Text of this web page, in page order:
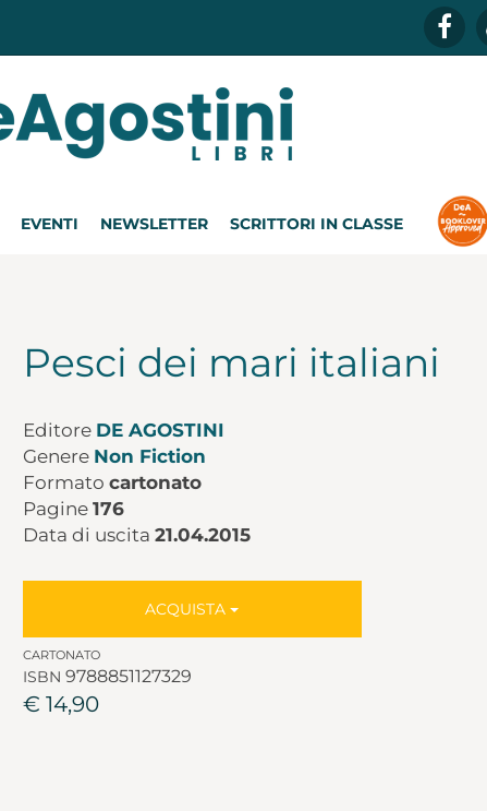
EVENTI NEWSLETTER SCRITTORI IN CLASSE
Pesci dei mari italiani
Editore DE AGOSTINI
Genere Non Fiction
Formato cartonato
Pagine 176
Data di uscita 21.04.2015
ACQUISTA
CARTONATO
ISBN 9788851127329
€ 14,90